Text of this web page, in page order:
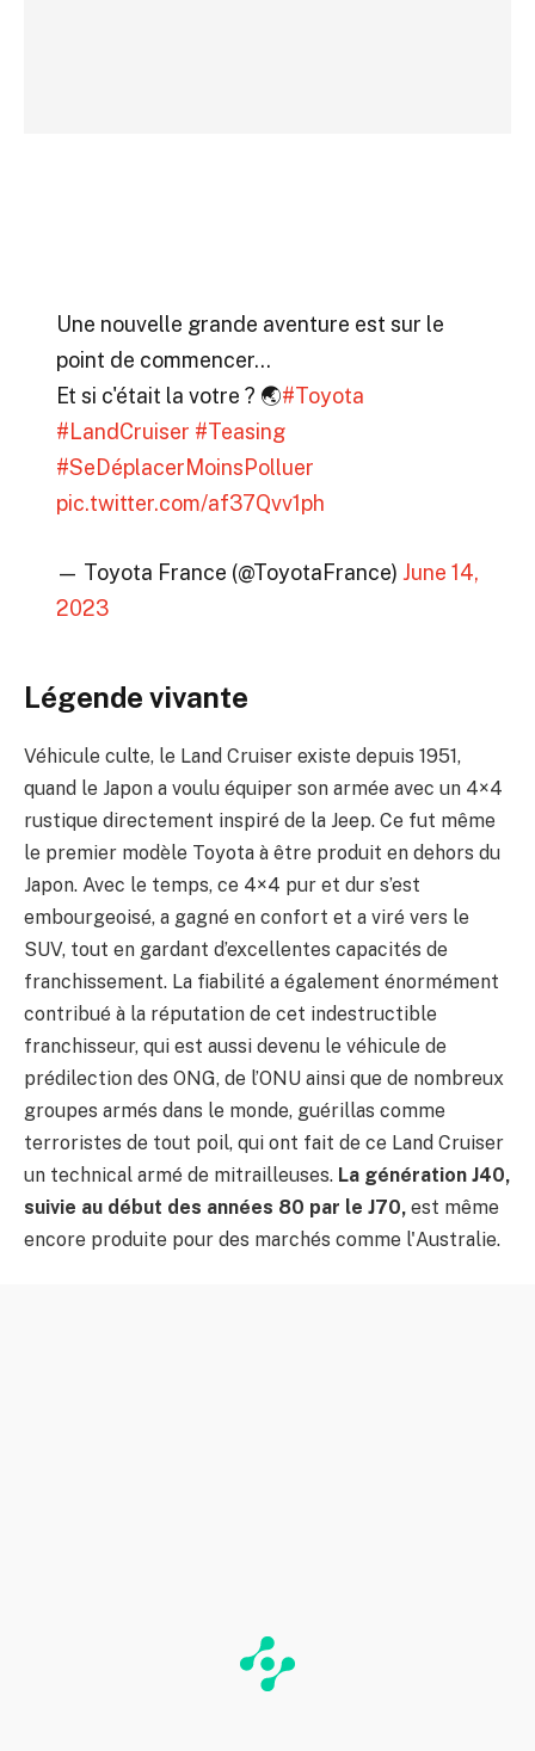
Une nouvelle grande aventure est sur le
point de commencer…
Et si c'était la votre ? 🌏#Toyota
#LandCruiser #Teasing
#SeDéplacerMoinsPolluer
pic.twitter.com/af37Qvv1ph
— Toyota France (@ToyotaFrance) June 14,
2023
Légende vivante
Véhicule culte, le Land Cruiser existe depuis 1951,
quand le Japon a voulu équiper son armée avec un 4×4
rustique directement inspiré de la Jeep. Ce fut même
le premier modèle Toyota à être produit en dehors du
Japon. Avec le temps, ce 4×4 pur et dur s’est
embourgeoisé, a gagné en confort et a viré vers le
SUV, tout en gardant d’excellentes capacités de
franchissement. La fiabilité a également énormément
contribué à la réputation de cet indestructible
franchisseur, qui est aussi devenu le véhicule de
prédilection des ONG, de l’ONU ainsi que de nombreux
groupes armés dans le monde, guérillas comme
terroristes de tout poil, qui ont fait de ce Land Cruiser
un technical armé de mitrailleuses. La génération J40,
suivie au début des années 80 par le J70, est même
encore produite pour des marchés comme l'Australie.